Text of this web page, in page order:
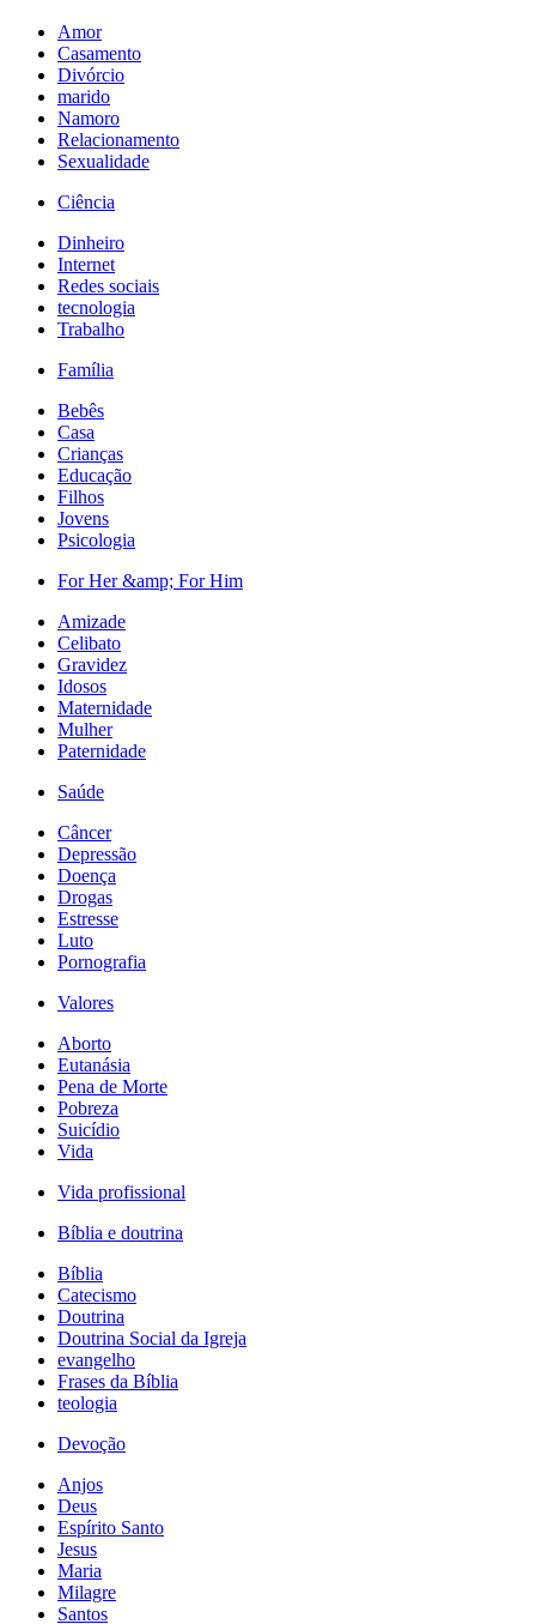
Amor
Casamento
Divórcio
marido
Namoro
Relacionamento
Sexualidade
Ciência
Dinheiro
Internet
Redes sociais
tecnologia
Trabalho
Família
Bebês
Casa
Crianças
Educação
Filhos
Jovens
Psicologia
For Her &amp; For Him
Amizade
Celibato
Gravidez
Idosos
Maternidade
Mulher
Paternidade
Saúde
Câncer
Depressão
Doença
Drogas
Estresse
Luto
Pornografia
Valores
Aborto
Eutanásia
Pena de Morte
Pobreza
Suicídio
Vida
Vida profissional
Bíblia e doutrina
Bíblia
Catecismo
Doutrina
Doutrina Social da Igreja
evangelho
Frases da Bíblia
teologia
Devoção
Anjos
Deus
Espírito Santo
Jesus
Maria
Milagre
Santos